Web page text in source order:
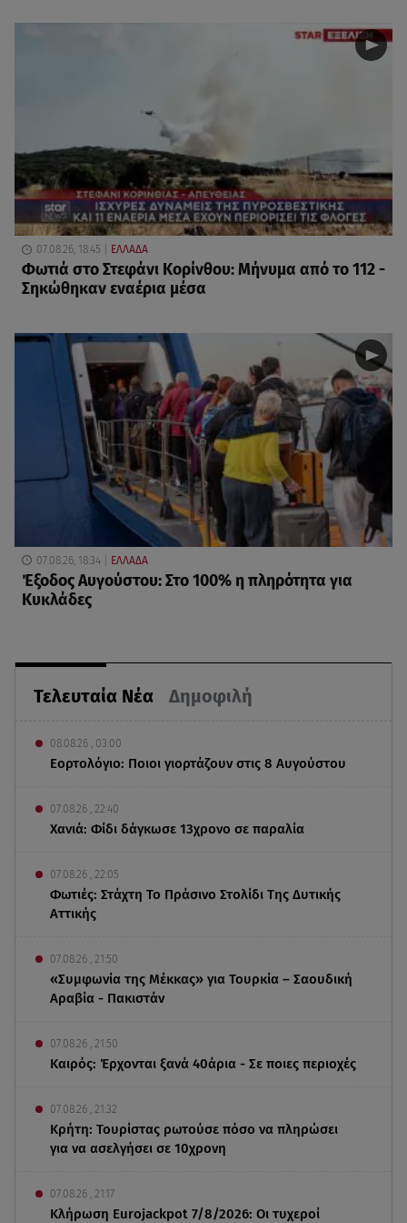
Τελευταία Νέα Δημοφιλή
08.08.26 , 03:00
Εορτολόγιο: Ποιοι γιορτάζουν στις 8 Αυγούστου
07.08.26 , 22:40
Χανιά: Φίδι δάγκωσε 13χρονο σε παραλία
07.08.26 , 22:05
Φωτιές: Στάχτη Το Πράσινο Στολίδι Της Δυτικής
Αττικής
07.08.26 , 21:50
«Συμφωνία της Μέκκας» για Τουρκία – Σαουδική
Αραβία - Πακιστάν
07.08.26 , 21:50
Καιρός: Έρχονται ξανά 40άρια - Σε ποιες περιοχές
07.08.26 , 21:32
Κρήτη: Τουρίστας ρωτούσε πόσο να πληρώσει
για να ασελγήσει σε 10χρονη
07.08.26 , 21:17
Κλήρωση Eurojackpot 7/8/2026: Οι τυχεροί
07.08.26, 18:45 ΕΛΛΑΔΑ
Φωτιά στο Στεφάνι Κορίνθου: Μήνυμα από το 112 -
Σηκώθηκαν εναέρια μέσα
07.08.26, 18:34 ΕΛΛΑΔΑ
Έξοδος Αυγούστου: Στο 100% η πληρότητα για
Κυκλάδες